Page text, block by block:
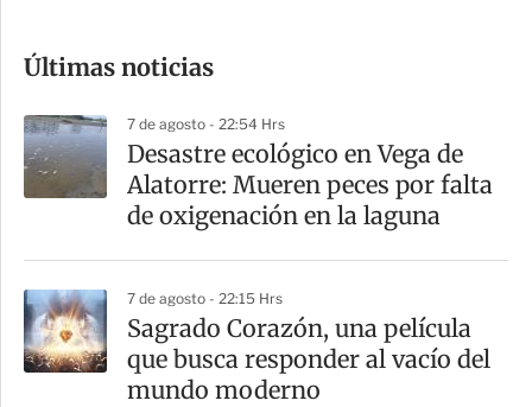
m
a
r
t
Últimas noticias
7 de agosto - 22:54 Hrs
Desastre ecológico en Vega de
Alatorre: Mueren peces por falta
de oxigenación en la laguna
7 de agosto - 22:15 Hrs
Sagrado Corazón, una película
que busca responder al vacío del
mundo moderno